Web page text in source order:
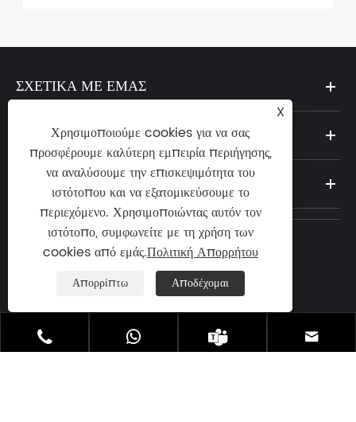
ΣΧΕΤΙΚΆ ΜΕ ΕΜΆΣ
ΠΡΟΪΌΝΤΑ
Τηλ:
+86-13923773106
ΗΛΕΚΤΡΟΝΙΚΗ ΔΙΕΥΘΥΝΣΗ:
atlascopcoservices@163.com
   
X
Χρησιμοποιούμε cookies για να σας
προσφέρουμε καλύτερη εμπειρία περιήγησης,
να αναλύσουμε την επισκεψιμότητα του
ιστότοπου και να εξατομικεύσουμε το
περιεχόμενο. Χρησιμοποιώντας αυτόν τον
ιστότοπο, συμφωνείτε με τη χρήση των
cookies από εμάς.Πολιτική Απορρήτου
Απορρίπτω Αποδέχομαι